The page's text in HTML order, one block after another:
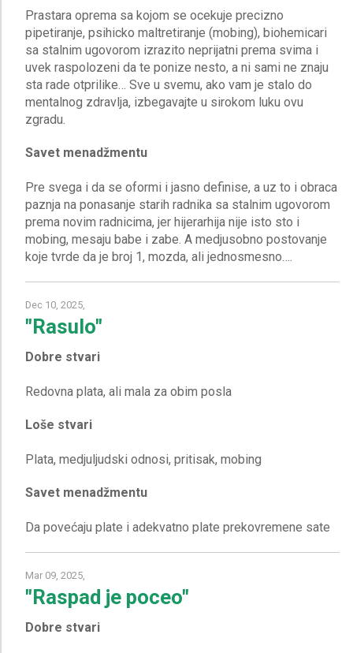
Prastara oprema sa kojom se ocekuje precizno
pipetiranje, psihicko maltretiranje (mobing), biohemicari
sa stalnim ugovorom izrazito neprijatni prema svima i
uvek raspolozeni da te ponize nesto, a ni sami ne znaju
sta rade otprilike… Sve u svemu, ako vam je stalo do
mentalnog zdravlja, izbegavajte u sirokom luku ovu
Savet menadžmentu
Pre svega i da se oformi i jasno definise, a uz to i obraca
paznja na ponasanje starih radnika sa stalnim ugovorom
prema novim radnicima, jer hijerarhija nije isto sto i
mobing, mesaju babe i zabe. A medjusobno postovanje
Dec 10, 2025,
"Rasulo"
Dobre stvari
Loše stvari
Savet menadžmentu
Mar 09, 2025,
"Raspad je poceo"
Dobre stvari